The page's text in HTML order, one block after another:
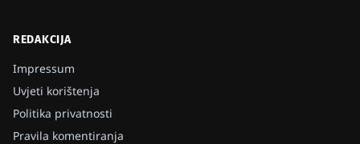
REDAKCIJA
Impressum
Uvjeti korištenja
Politika privatnosti
Pravila komentiranja